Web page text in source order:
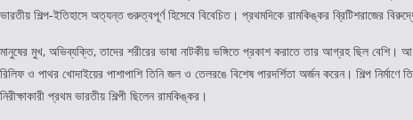
ভারতীয় শিল্প-ইতিহাসে অত্যন্ত গুরুত্বপূর্ণ হিসেবে বিবেচিত। প্রথমদিকে রামকিঙ্কর ব্রিটিশরাজের
মানুষের মুখ, অভিব্যক্তি, তাদের শরীরের ভাষা নাটকীয় ভঙ্গিতে প্রকাশ করাতে তার আগ্রহ ছিল বেশি।
রিলিফ ও পাথর খোদাইয়ের পাশাপাশি তিনি জল ও তেলরঙে বিশেষ পারদর্শিতা অর্জন করেন। শিল্প
নিরীক্ষাকারী প্রথম ভারতীয় শিল্পী ছিলেন রামকিঙ্কর।